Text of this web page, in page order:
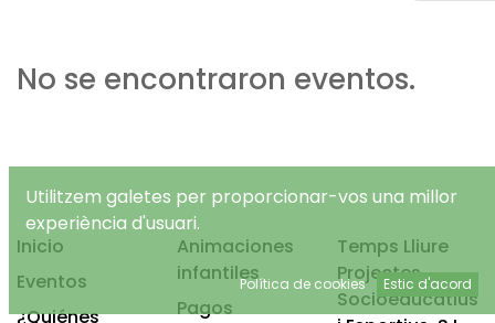
No se encontraron eventos.
Inicio
Eventos
¿Quiénes
Animaciones
infantiles
Pagos
Temps Lliure
Projectes
Socioeducatius
Utilitzem galetes per proporcionar-vos una millor
experiència d'usuari.
Política de cookies Estic d'acord